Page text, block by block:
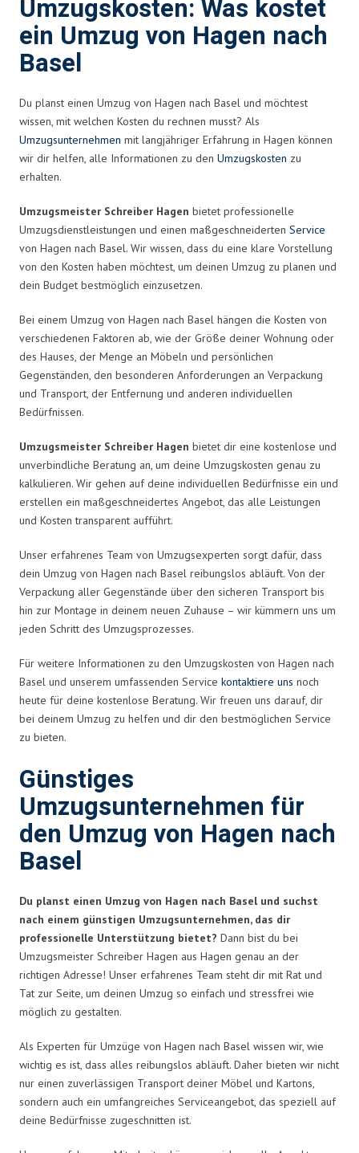
Umzugskosten: Was kostet
ein Umzug von Hagen nach
Basel
Du planst einen Umzug von Hagen nach Basel und möchtest
wissen, mit welchen Kosten du rechnen musst? Als
Umzugsunternehmen mit langjähriger Erfahrung in Hagen können
wir dir helfen, alle Informationen zu den Umzugskosten zu
erhalten.
Umzugsmeister Schreiber Hagen bietet professionelle
Umzugsdienstleistungen und einen maßgeschneiderten Service
von Hagen nach Basel. Wir wissen, dass du eine klare Vorstellung
von den Kosten haben möchtest, um deinen Umzug zu planen und
dein Budget bestmöglich einzusetzen.
Bei einem Umzug von Hagen nach Basel hängen die Kosten von
verschiedenen Faktoren ab, wie der Größe deiner Wohnung oder
des Hauses, der Menge an Möbeln und persönlichen
Gegenständen, den besonderen Anforderungen an Verpackung
und Transport, der Entfernung und anderen individuellen
Bedürfnissen.
Umzugsmeister Schreiber Hagen bietet dir eine kostenlose und
unverbindliche Beratung an, um deine Umzugskosten genau zu
kalkulieren. Wir gehen auf deine individuellen Bedürfnisse ein und
erstellen ein maßgeschneidertes Angebot, das alle Leistungen
und Kosten transparent aufführt.
Unser erfahrenes Team von Umzugsexperten sorgt dafür, dass
dein Umzug von Hagen nach Basel reibungslos abläuft. Von der
Verpackung aller Gegenstände über den sicheren Transport bis
hin zur Montage in deinem neuen Zuhause – wir kümmern uns um
jeden Schritt des Umzugsprozesses.
Für weitere Informationen zu den Umzugskosten von Hagen nach
Basel und unserem umfassenden Service kontaktiere uns noch
heute für deine kostenlose Beratung. Wir freuen uns darauf, dir
bei deinem Umzug zu helfen und dir den bestmöglichen Service
zu bieten.
Günstiges
Umzugsunternehmen für
den Umzug von Hagen nach
Basel
Du planst einen Umzug von Hagen nach Basel und suchst
nach einem günstigen Umzugsunternehmen, das dir
professionelle Unterstützung bietet? Dann bist du bei
Umzugsmeister Schreiber Hagen aus Hagen genau an der
richtigen Adresse! Unser erfahrenes Team steht dir mit Rat und
Tat zur Seite, um deinen Umzug so einfach und stressfrei wie
möglich zu gestalten.
Als Experten für Umzüge von Hagen nach Basel wissen wir, wie
wichtig es ist, dass alles reibungslos abläuft. Daher bieten wir nicht
nur einen zuverlässigen Transport deiner Möbel und Kartons,
sondern auch ein umfangreiches Serviceangebot, das speziell auf
deine Bedürfnisse zugeschnitten ist.